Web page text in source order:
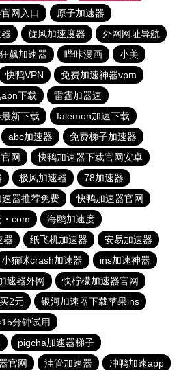
网入口
原子加速器
旋风加速度器
外网网址导航
狂飙加速器 哔咔漫画
小美
快鸭VPN
免费加速神器vpm
下载
雷霆加器速
新下载
falemon加速下载
abc加速器
免费梯子加速器
网
快鸭加速器下载官网安卓
极风加速器
78加速器
速器推荐免费
快鸭加速器官网
com
海鸥加速度
器
纸飞机加速器
安易加速器
小猫咪crash加速器
ins加速神器
速器外网
快柠檬加速器官网
2元
银河加速器下载苹果ins
分钟试用
pigcha加速器梯子
官网 油管加速器 冲鸭加速app